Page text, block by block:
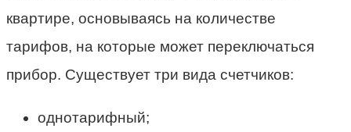
квартире, основываясь на количестве
тарифов, на которые может переключаться
прибор. Существует три вида счетчиков:
однотарифный;